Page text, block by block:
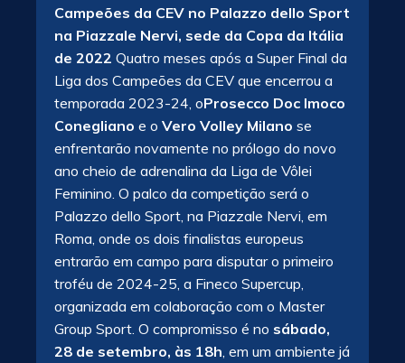
Campeões da CEV no Palazzo dello Sport
na Piazzale Nervi, sede da Copa da Itália
de 2022 Quatro meses após a Super Final da
Liga dos Campeões da CEV que encerrou a
temporada 2023-24, oProsecco Doc Imoco
Conegliano e o Vero Volley Milano se
enfrentarão novamente no prólogo do novo
ano cheio de adrenalina da Liga de Vôlei
Feminino. O palco da competição será o
Palazzo dello Sport, na Piazzale Nervi, em
Roma, onde os dois finalistas europeus
entrarão em campo para disputar o primeiro
troféu de 2024-25, a Fineco Supercup,
organizada em colaboração com o Master
Group Sport. O compromisso é no sábado,
28 de setembro, às 18h, em um ambiente já